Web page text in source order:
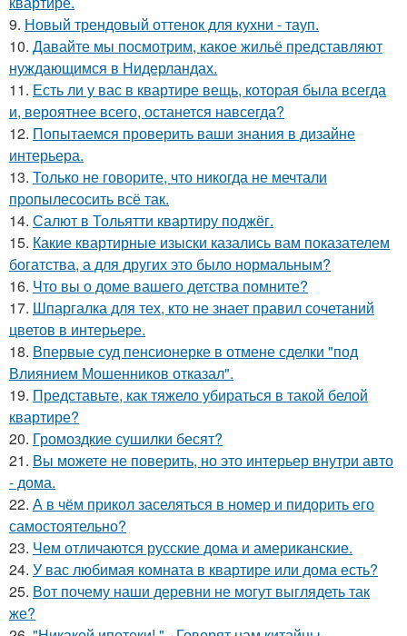
9. Новый трендовый оттенок для кухни - тауп.
10. Давайте мы посмотрим, какое жильё представляют
нуждающимся в Нидерландах.
11. Есть ли у вас в квартире вещь, которая была всегда
и, вероятнее всего, останется навсегда?
12. Попытаемся проверить ваши знания в дизайне
интерьера.
13. Только не говорите, что никогда не мечтали
пропылесосить всё так.
14. Салют в Тольятти квартиру поджёг.
15. Какие квартирные изыски казались вам показателем
богатства, а для других это было нормальным?
16. Что вы о доме вашего детства помните?
17. Шпаргалка для тех, кто не знает правил сочетаний
цветов в интерьере.
18. Впервые суд пенсионерке в отмене сделки "под
Влиянием Мошенников отказал".
19. Представьте, как тяжело убираться в такой белой
квартире?
20. Громоздкие сушилки бесят?
21. Вы можете не поверить, но это интерьер внутри авто
- дома.
22. А в чём прикол заселяться в номер и пидорить его
самостоятельно?
23. Чем отличаются русские дома и американские.
24. У вас любимая комната в квартире или дома есть?
25. Вот почему наши деревни не могут выглядеть так
же?